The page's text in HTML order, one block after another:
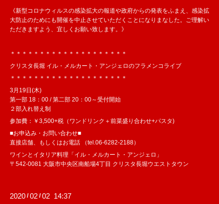
《新型コロナウィルスの感染拡大の報道や政府からの発表をふまえ、感染拡
大防止のためにも開催を中止させていただくことになりまなした。ご理解い
ただきますよう、宜しくお願い致します。》
＊＊＊＊＊＊＊＊＊＊＊＊＊＊＊＊＊＊＊＊
クリスタ長堀 イル・メルカート・アンジェロのフラメンコライブ
＊＊＊＊＊＊＊＊＊＊＊＊＊＊＊＊＊＊＊＊
3月19日(木)
第一部 18：00 / 第二部 20：00～受付開始
２部入れ替え制
参加費：￥3,500+税（ワンドリンク＋前菜盛り合わせ+パスタ)
■お申込み・お問い合わせ■
直接店舗、もしくはお電話 （tel.06-6282-2188）
ワインとイタリア料理「イル・メルカート・アンジェロ」
〒542-0081 大阪市中央区南船場4丁目 クリスタ長堀ウエストタウン
2020 /02 /02 14:37